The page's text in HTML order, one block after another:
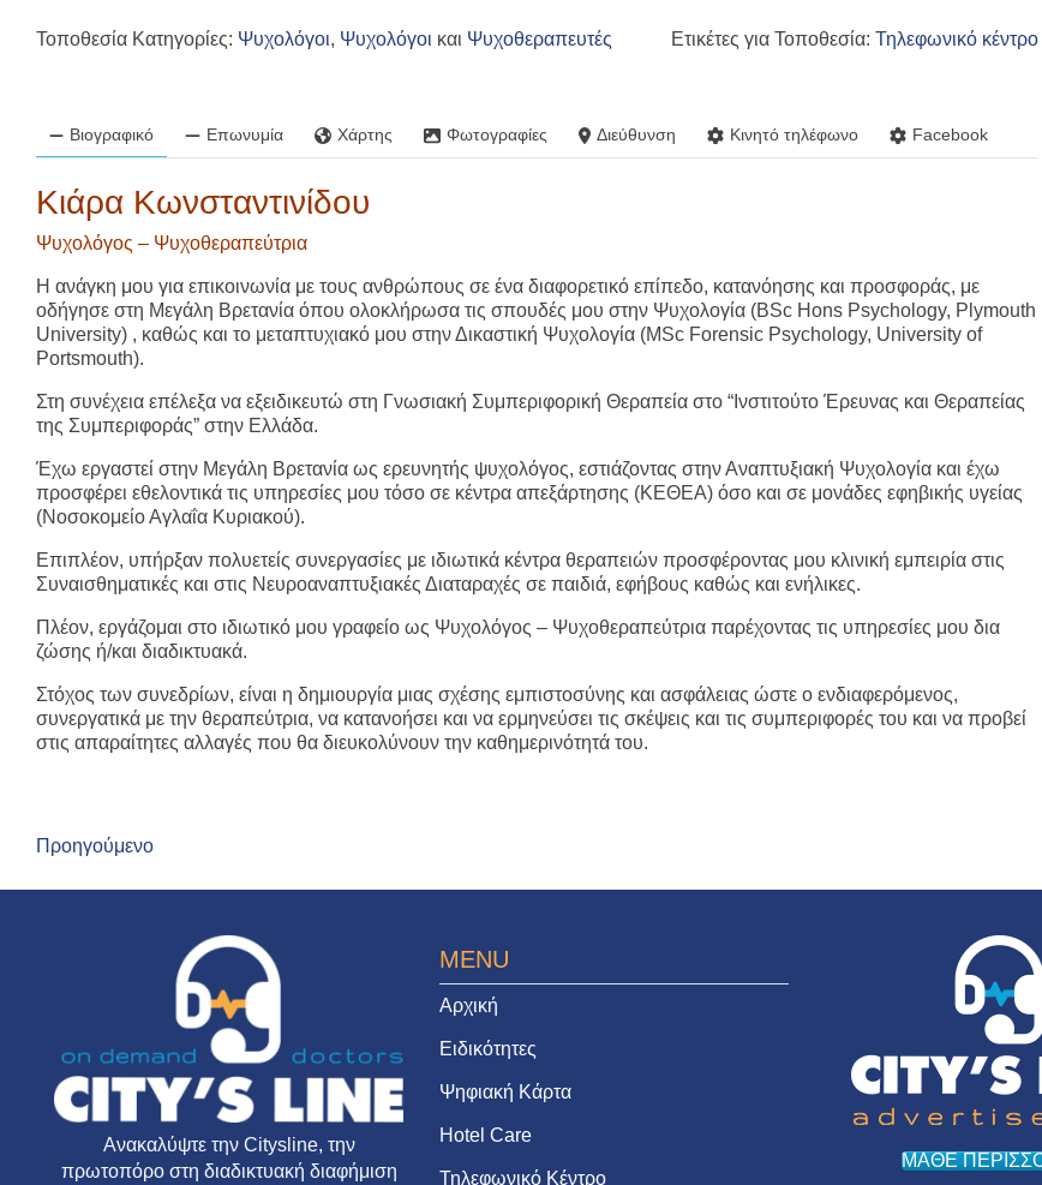
Τοποθεσία Κατηγορίες: Ψυχολόγοι, Ψυχολόγοι και Ψυχοθεραπευτές Ετικέτες για Τοποθεσία: Τηλεφωνικό κέντρο
Βιογραφικό Επωνυμία Χάρτης Φωτογραφίες Διεύθυνση Κινητό τηλέφωνο Facebook
Κιάρα Κωνσταντινίδου
Ψυχολόγος – Ψυχοθεραπεύτρια
Η ανάγκη μου για επικοινωνία με τους ανθρώπους σε ένα διαφορετικό επίπεδο, κατανόησης και προσφοράς, με
οδήγησε στη Μεγάλη Βρετανία όπου ολοκλήρωσα τις σπουδές μου στην Ψυχολογία (BSc Hons Psychology, Plymouth
University) , καθώς και το μεταπτυχιακό μου στην Δικαστική Ψυχολογία (MSc Forensic Psychology, University of
Portsmouth).
Στη συνέχεια επέλεξα να εξειδικευτώ στη Γνωσιακή Συμπεριφορική Θεραπεία στο “Ινστιτούτο Έρευνας και Θεραπείας
της Συμπεριφοράς” στην Ελλάδα.
Έχω εργαστεί στην Μεγάλη Βρετανία ως ερευνητής ψυχολόγος, εστιάζοντας στην Αναπτυξιακή Ψυχολογία και έχω
προσφέρει εθελοντικά τις υπηρεσίες μου τόσο σε κέντρα απεξάρτησης (ΚΕΘΕΑ) όσο και σε μονάδες εφηβικής υγείας
(Νοσοκομείο Αγλαΐα Κυριακού).
Επιπλέον, υπήρξαν πολυετείς συνεργασίες με ιδιωτικά κέντρα θεραπειών προσφέροντας μου κλινική εμπειρία στις
Συναισθηματικές και στις Νευροαναπτυξιακές Διαταραχές σε παιδιά, εφήβους καθώς και ενήλικες.
Πλέον, εργάζομαι στο ιδιωτικό μου γραφείο ως Ψυχολόγος – Ψυχοθεραπεύτρια παρέχοντας τις υπηρεσίες μου δια
ζώσης ή/και διαδικτυακά.
Στόχος των συνεδρίων, είναι η δημιουργία μιας σχέσης εμπιστοσύνης και ασφάλειας ώστε ο ενδιαφερόμενος,
συνεργατικά με την θεραπεύτρια, να κατανοήσει και να ερμηνεύσει τις σκέψεις και τις συμπεριφορές του και να προβεί
στις απαραίτητες αλλαγές που θα διευκολύνουν την καθημερινότητά του.
Προηγούμενο
Ανακαλύψτε την Citysline, την
πρωτοπόρο στη διαδικτυακή διαφήμιση
MENU
Αρχική
Ειδικότητες
Ψηφιακή Κάρτα
Hotel Care
Τηλεφωνικό Κέντρο
ΜΑΘΕ